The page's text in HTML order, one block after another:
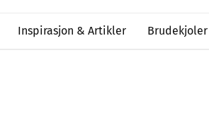
Inspirasjon & Artikler Brudekjoler